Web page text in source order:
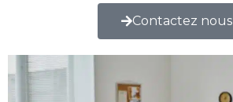
Contactez nous